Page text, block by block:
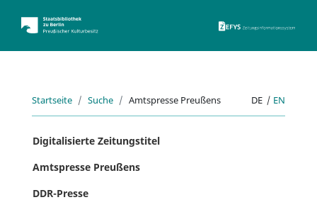
Startseite Suche Amtspresse Preußens DE | EN
Digitalisierte Zeitungstitel
Amtspresse Preußens
DDR-Presse